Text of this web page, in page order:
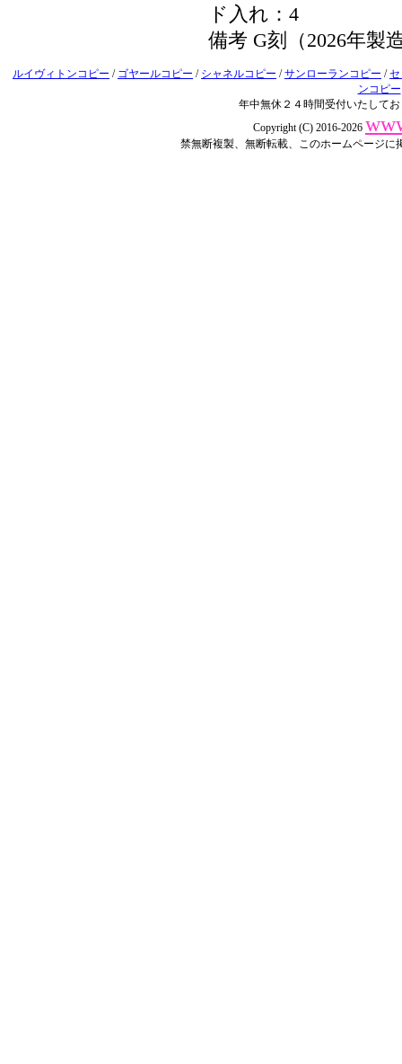
ド入れ：4
備考 G刻（2026年製
ルイヴィトンコピー / ゴヤールコピー / シャネルコピー /サンローランコピー /
ンコピー
年中無休２４時間受付いたして
Copyright (C) 2016-2026
禁無断複製、無断転載、このホームページ